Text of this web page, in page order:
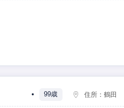
99歳 住所：鶴田